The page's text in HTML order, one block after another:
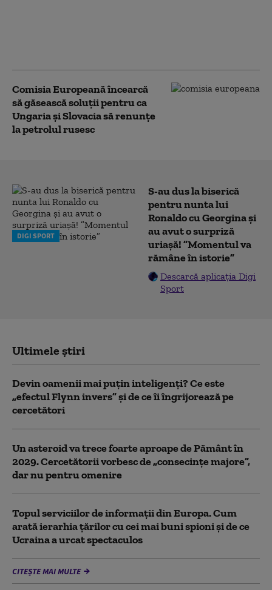
Comisia Europeană încearcă
să găsească soluții pentru ca
Ungaria și Slovacia să renunțe
la petrolul rusesc
DIGI SPORT
S-au dus la biserică
pentru nunta lui
Ronaldo cu Georgina și
au avut o surpriză
uriașă! ”Momentul va
rămâne în istorie”
Descarcă aplicația Digi
Sport
Ultimele știri
Devin oamenii mai puțin inteligenți? Ce este
„efectul Flynn invers” și de ce îi îngrijorează pe
cercetători
Un asteroid va trece foarte aproape de Pământ în
2029. Cercetătorii vorbesc de „consecințe majore”,
dar nu pentru omenire
Topul serviciilor de informații din Europa. Cum
arată ierarhia țărilor cu cei mai buni spioni și de ce
Ucraina a urcat spectaculos
CITEȘTE MAI MULTE